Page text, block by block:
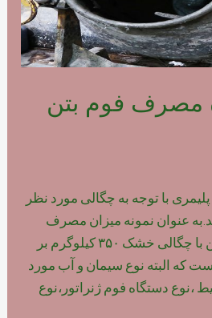
مصرف فوم بتن
با توجه به چگالی مورد نظر
عنوان نمونه میزان مصرف
فوم بتن پلیمری برای بتن با چگالی خشک ۳۵۰ کیلوگرم بر
که البته نوع سیمان و آب مورد
،نوع دستگاه فوم ژنراتور،نوع